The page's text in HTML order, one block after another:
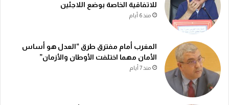
للاتفاقية الخاصة بوضع اللاجئين
منذ 6 أيام
المغرب أمام مفترق طرق “العدل هو أساس
الأمان مهما اختلفت الأوطان والأزمان”
منذ 7 أيام